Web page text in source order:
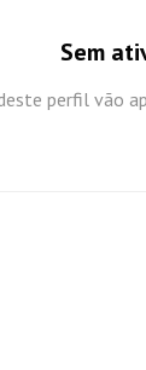
Sem
perfil vão